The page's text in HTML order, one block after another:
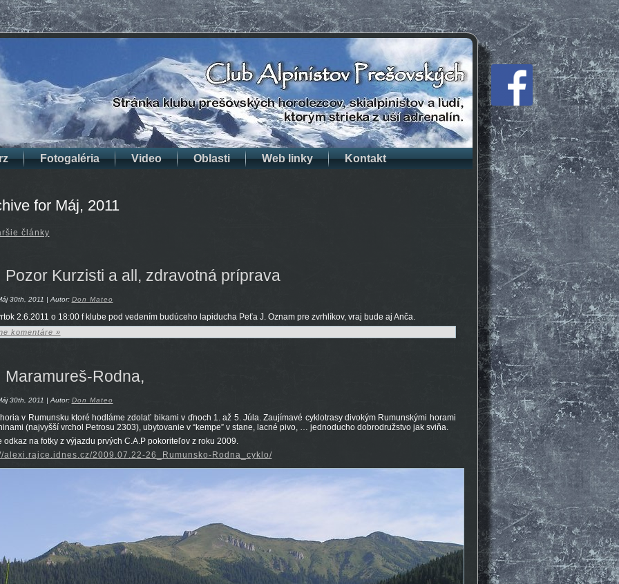
Fotogaléria Video Oblasti Web linky Kontakt
for Máj, 2011
články
Pozor Kurzisti a all, zdravotná príprava
30th, 2011 | Autor: Don Mateo
2.6.2011 o 18:00 f klube pod vedením budúceho lapiducha Peťa J. Oznam pre zvrhlíkov, vraj bude aj Anča.
komentáre »
Maramureš-Rodna,
30th, 2011 | Autor: Don Mateo
v Rumunsku ktoré hodláme zdolať bikami v ďnoch 1. až 5. Júla. Zaujímavé cyklotrasy divokým Rumunskými horami
(najvyšší vrchol Petrosu 2303), ubytovanie v “kempe” v stane, lacné pivo, … jednoducho dobrodružstvo jak sviňa.
odkaz na fotky z výjazdu prvých C.A.P pokoriteľov z roku 2009.
alexi.rajce.idnes.cz/2009.07.22-26_Rumunsko-Rodna_cyklo/